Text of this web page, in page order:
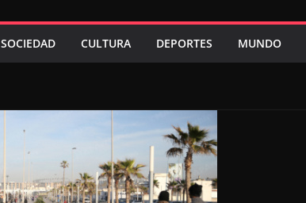
SOCIEDAD CULTURA DEPORTES MUNDO